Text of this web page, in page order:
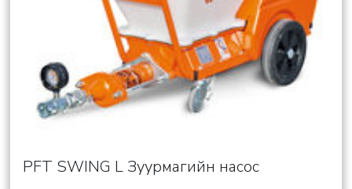
PFT SWING L Зуурмагийн насос